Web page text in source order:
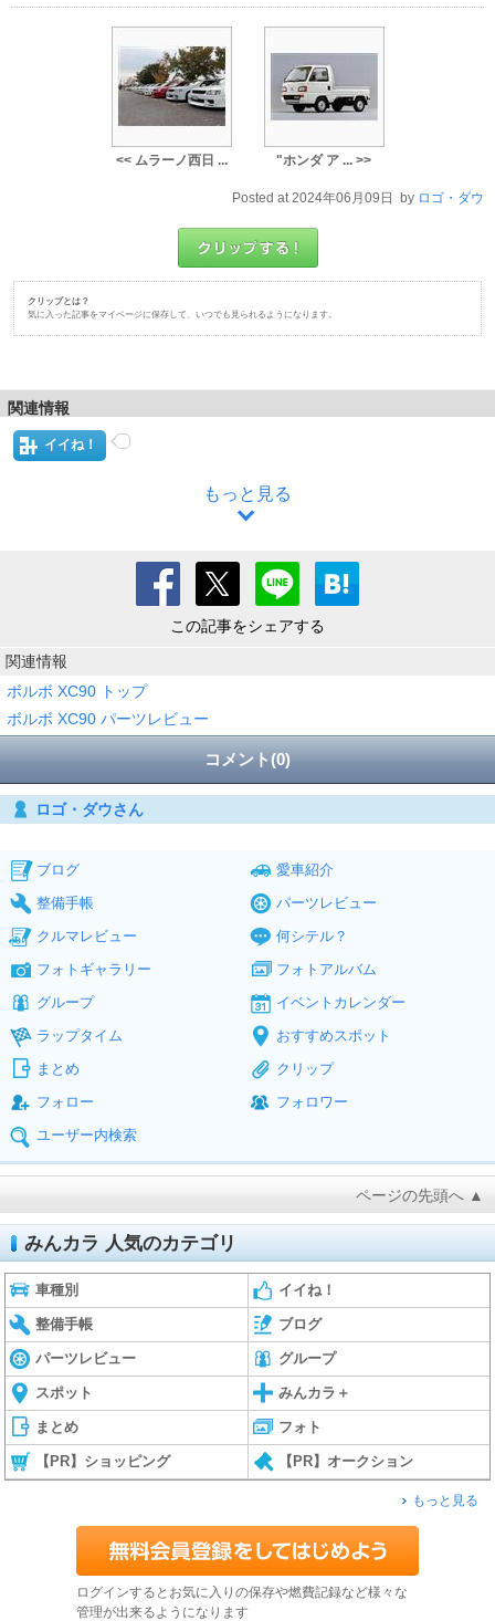
<< ムラーノ西日 ... "ホンダ ア ... >>
Posted at 2024年06月09日 by ロゴ・ダウ
クリップとは？
気に入った記事をマイページに保存して、いつでも見られるようになります。
関連情報
イイね！
もっと見る
この記事をシェアする
関連情報
ボルボ XC90 トップ
ボルボ XC90 パーツレビュー
コメント(0)
ロゴ・ダウさん
ブログ
愛車紹介
整備手帳
パーツレビュー
クルマレビュー
何シテル？
フォトギャラリー
フォトアルバム
グループ
イベントカレンダー
ラップタイム
おすすめスポット
まとめ
クリップ
フォロー
フォロワー
ユーザー内検索
ページの先頭へ ▲
みんカラ 人気のカテゴリ
車種別 イイね！
整備手帳 ブログ
パーツレビュー グループ
スポット みんカラ＋
まとめ フォト
【PR】ショッピング 【PR】オークション
もっと見る
ログインするとお気に入りの保存や燃費記録など様々な
管理が出来るようになります